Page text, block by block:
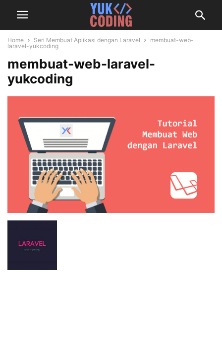
Home Seri Membuat Aplikasi dengan Laravel
membuat-web-
laravel-yukcoding
membuat-web-laravel-
yukcoding